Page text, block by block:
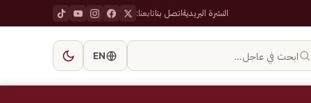
النشرة البريديةاتصل بناتابعنا:
ابحث في عاجل… EN